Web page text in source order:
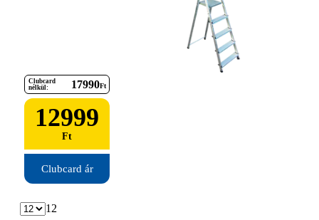
Clubcard
nélkül:
17990Ft
12999
Ft
Clubcard ár
12